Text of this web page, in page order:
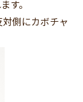
す。
側にカボチャ